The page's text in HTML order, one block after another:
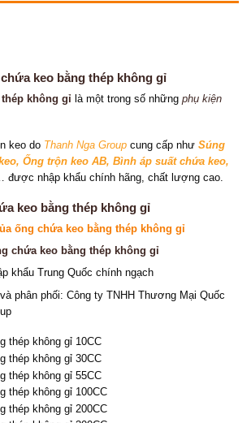
keo bằng thép không gỉ
không gỉ là một trong số những phụ kiện
keo do Thanh Nga Group cung cấp như Súng
, Ống trộn keo AB, Bình áp suất chứa keo,
… được nhập khẩu chính hãng, chất lượng cao.
keo bằng thép không gỉ
ống chứa keo bằng thép không gỉ
chứa keo bằng thép không gỉ
khẩu Trung Quốc chính ngạch
phân phối: Công ty TNHH Thương Mại Quốc